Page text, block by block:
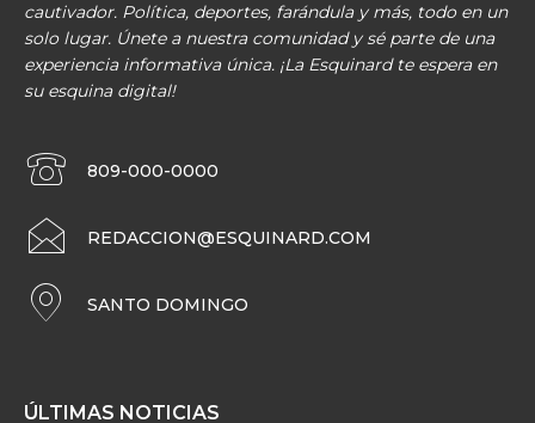
cautivador. Política, deportes, farándula y más, todo en un
solo lugar. Únete a nuestra comunidad y sé parte de una
experiencia informativa única. ¡La Esquinard te espera en
su esquina digital!
809-000-0000
REDACCION@ESQUINARD.COM
SANTO DOMINGO
ÚLTIMAS NOTICIAS